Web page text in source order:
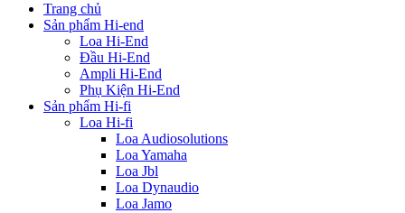
Trang chủ
Sản phẩm Hi-end
Loa Hi-End
Đầu Hi-End
Ampli Hi-End
Phụ Kiện Hi-End
Sản phẩm Hi-fi
Loa Hi-fi
Loa Audiosolutions
Loa Yamaha
Loa Jbl
Loa Dynaudio
Loa Jamo